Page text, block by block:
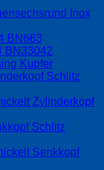
Inox
BN663
BN33042
Kupfer
Schlitz
Zylinderkopf
Schlitz
Senkkopf